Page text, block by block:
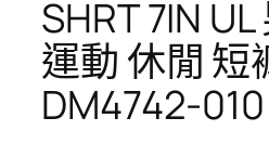
SHRT 7IN
運動 休閒 短
DM4742-010